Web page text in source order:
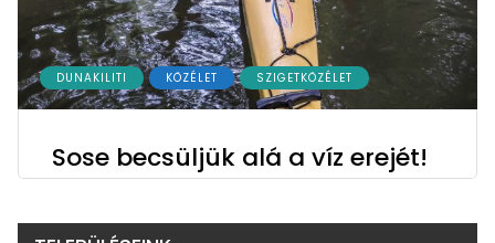
DUNAKILITI KÖZÉLET SZIGETKÖZÉLET
Sose becsüljük alá a víz erejét!